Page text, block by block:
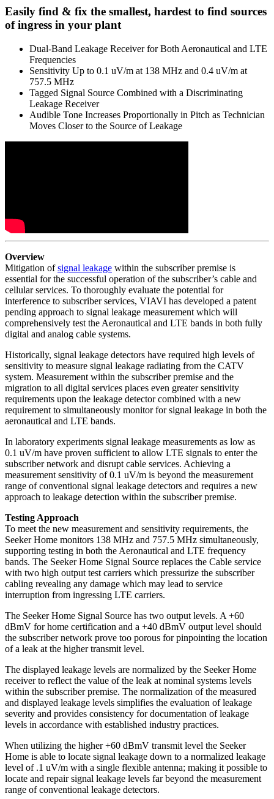
Easily find & fix the smallest, hardest to find sources
of ingress in your plant
Dual-Band Leakage Receiver for Both Aeronautical and LTE
Frequencies
Sensitivity Up to 0.1 uV/m at 138 MHz and 0.4 uV/m at
757.5 MHz
Tagged Signal Source Combined with a Discriminating
Leakage Receiver
Audible Tone Increases Proportionally in Pitch as Technician
Moves Closer to the Source of Leakage
Overview
Mitigation ofsignal leakage within the subscriber premise is
essential for the successful operation of the subscriber’s cable and
cellular services. To thoroughly evaluate the potential for
interference to subscriber services, VIAVI has developed a patent
pending approach to signal leakage measurement which will
comprehensively test the Aeronautical and LTE bands in both fully
digital and analog cable systems.
Historically, signal leakage detectors have required high levels of
sensitivity to measure signal leakage radiating from the CATV
system. Measurement within the subscriber premise and the
migration to all digital services places even greater sensitivity
requirements upon the leakage detector combined with a new
requirement to simultaneously monitor for signal leakage in both the
aeronautical and LTE bands.
In laboratory experiments signal leakage measurements as low as
0.1 uV/m have proven sufficient to allow LTE signals to enter the
subscriber network and disrupt cable services. Achieving a
measurement sensitivity of 0.1 uV/m is beyond the measurement
range of conventional signal leakage detectors and requires a new
approach to leakage detection within the subscriber premise.
Testing Approach
To meet the new measurement and sensitivity requirements, the
Seeker Home monitors 138 MHz and 757.5 MHz simultaneously,
supporting testing in both the Aeronautical and LTE frequency
bands. The Seeker Home Signal Source replaces the Cable service
with two high output test carriers which pressurize the subscriber
cabling revealing any damage which may lead to service
interruption from ingressing LTE carriers.
The Seeker Home Signal Source has two output levels. A +60
dBmV for home certification and a +40 dBmV output level should
the subscriber network prove too porous for pinpointing the location
of a leak at the higher transmit level.
The displayed leakage levels are normalized by the Seeker Home
receiver to reflect the value of the leak at nominal systems levels
within the subscriber premise. The normalization of the measured
and displayed leakage levels simplifies the evaluation of leakage
severity and provides consistency for documentation of leakage
levels in accordance with established industry practices.
When utilizing the higher +60 dBmV transmit level the Seeker
Home is able to locate signal leakage down to a normalized leakage
level of .1 uV/m with a single flexible antenna; making it possible to
locate and repair signal leakage levels far beyond the measurement
range of conventional leakage detectors.